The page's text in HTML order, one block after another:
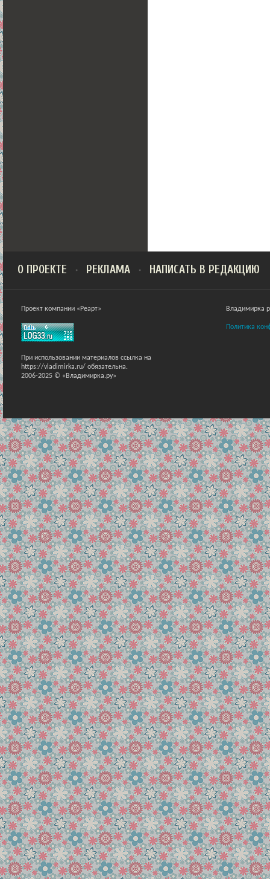
О ПРОЕКТЕ РЕКЛАМА НАПИСАТЬ В РЕДАКЦИЮ
Проект компании «Реарт»
При использовании материалов ссылка на
https://vladimirka.ru/ обязательна.
2006-2025 © «Владимирка.ру»
Владимирка
Политика